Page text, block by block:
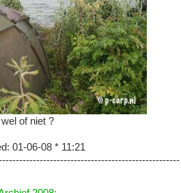
wel of niet ?
01-06-08 * 11:21